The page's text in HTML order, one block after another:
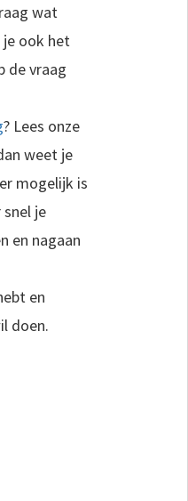
wat
je ook het
de vraag
? Lees onze
weet je
mogelijk is
snel je
en nagaan
en
doen.